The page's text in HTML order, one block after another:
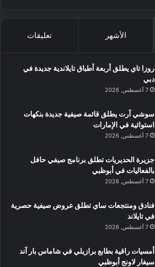
الأشهر تعليقات
روزا تاي يطلق أربعة أطباق تايلاندية جديدة في
دبي
7 أغسطس, 2026
سوشي آرت يطلق قائمة صيفية جديدة بنكهات
استوائية في الإمارات
7 أغسطس, 2026
جزيرة الحديريات تطلق برنامج صيفي حافل
بالفعاليات في أبوظبي
7 أغسطس, 2026
فنادق ومنتجعات ساي تطلق عروض صيفية حصرية
في تايلاند
7 أغسطس, 2026
أمسيات راقية بطابع برازيلي في شاماس بار آند
سيغار لاونج أبوظبي